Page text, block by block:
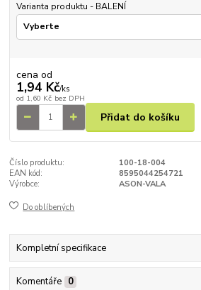
Varianta produktu - BALENÍ
cena od
1,94 Kč/ks
od 1,60 Kč bez DPH
Přidat do košíku
Číslo produktu:
100-18-004
EAN kód:
8595044254721
Výrobce:
ASON-VALA
Do oblíbených
Kompletní specifikace
Komentáře 0